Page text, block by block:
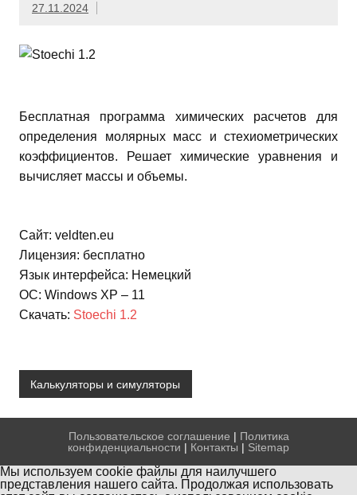
27.11.2024
Бесплатная программа химических расчетов для
определения молярных масс и стехиометрических
коэффициентов. Решает химические уравнения и
вычисляет массы и объемы.
Сайт: veldten.eu
Лицензия: бесплатно
Язык интерфейса: Немецкий
ОС: Windows XP – 11
Скачать: Stoechi 1.2
Калькуляторы и симуляторы
Пользовательское соглашение | Политика
конфиденциальности | Контакты | Sitemap
Мы используем cookie файлы для наилучшего
представления нашего сайта. Продолжая использовать